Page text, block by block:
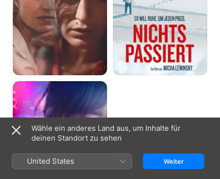
Bloody
Marie
Wähle ein anderes Land aus, um Inhalte für
deinen Standort zu sehen
United States Weiter